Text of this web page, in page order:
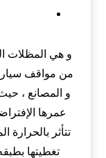
و هي المظلات
من مواقف
و المصانع ،
عمرها
تتأثر بالحرارة
تغطيتها